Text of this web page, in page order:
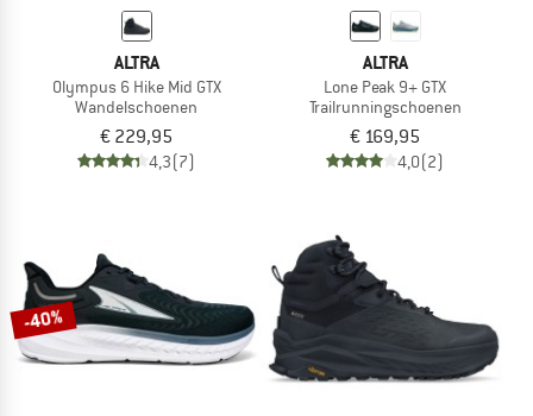
ALTRA
Olympus 6 Hike Mid GTX
Wandelschoenen
€ 229,95
4,3(7)
ALTRA
Lone Peak 9+ GTX
Trailrunningschoenen
€ 169,95
4,0(2)
-40%